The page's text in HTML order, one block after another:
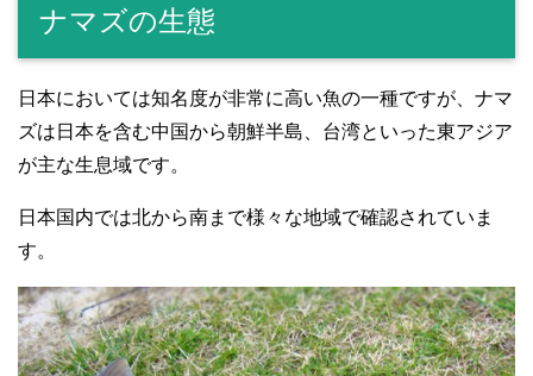
ナマズの生態
日本においては知名度が非常に高い魚の一種ですが、ナマ
ズは日本を含む中国から朝鮮半島、台湾といった東アジア
が主な生息域です。
日本国内では北から南まで様々な地域で確認されていま
す。